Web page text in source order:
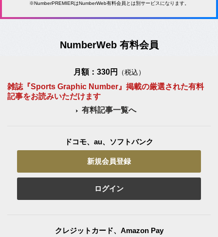
※NumberPREMIERはNumberWeb有料会員とは別サービスになります。
NumberWeb 有料会員
月額：330円 （税込）
雑誌『Sports Graphic Number』掲載の厳選された有料
記事をお読みいただけます
有料記事一覧へ
ドコモ、au、ソフトバンク
新規会員登録
ログイン
クレジットカード、Amazon Pay